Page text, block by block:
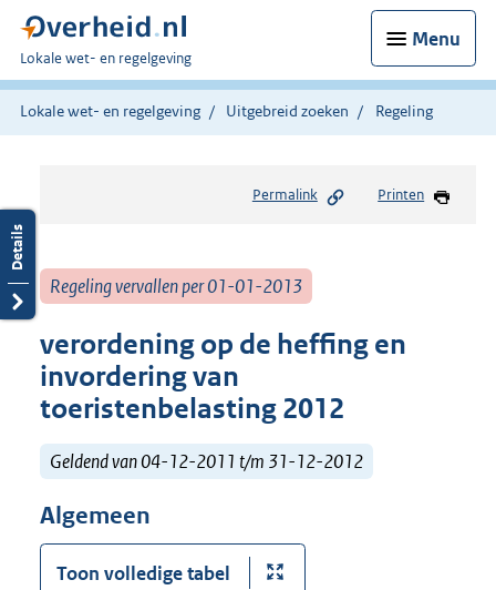
Menu
U
bent
hier:
Lokale wet- en regelgeving
Lokale wet- en regelgeving Uitgebreid zoeken Regeling
Permalink Printen
Regeling vervallen per 01-01-2013
verordening op de heffing en
invordering van
toeristenbelasting 2012
Geldend van 04-12-2011 t/m 31-12-2012
Algemeen
Toon volledige tabel